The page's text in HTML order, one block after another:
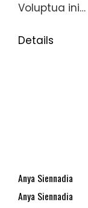
Voluptua ini…
Details
Anya Siennadia
Anya Siennadia